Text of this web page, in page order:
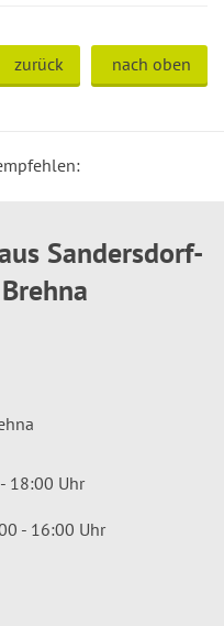
zurück nach oben
Sandersdorf-
18:00 Uhr
- 16:00 Uhr